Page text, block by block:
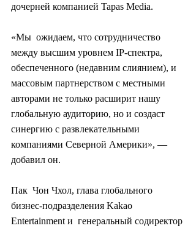
дочерней компанией Tapas Media.
«Мы  ожидаем, что сотрудничество
между высшим уровнем IP-спектра,
обеспеченного (недавним слиянием), и
массовым партнерством с местными
авторами не только расширит нашу
глобальную аудиторию, но и создаст
синергию с развлекательными
компаниями Северной Америки», —
добавил он.
Пак  Чон Чхол, глава глобального
бизнес-подразделения Kakao
Entertainment и  генеральный содиректор